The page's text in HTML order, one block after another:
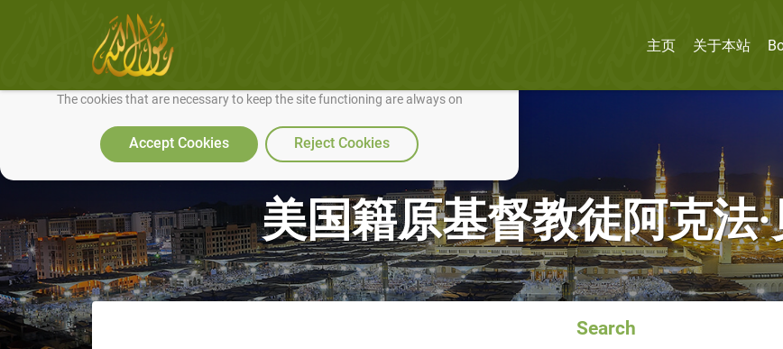
We use cookies to make our site work well for you and so we can continually improve it.
The cookies that are necessary to keep the site functioning are always on
Accept Cookies Reject Cookies
主页 关于本站
美国籍原基督教徒阿克法
Search